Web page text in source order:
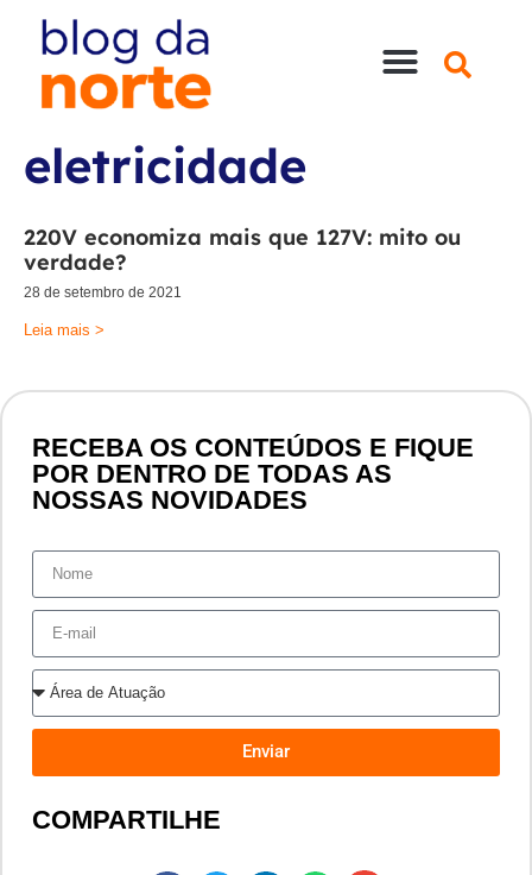
eletricidade
220V economiza mais que 127V: mito ou
verdade?
28 de setembro de 2021
Leia mais >
RECEBA OS CONTEÚDOS E FIQUE
POR DENTRO DE TODAS AS
NOSSAS NOVIDADES
Enviar
COMPARTILHE